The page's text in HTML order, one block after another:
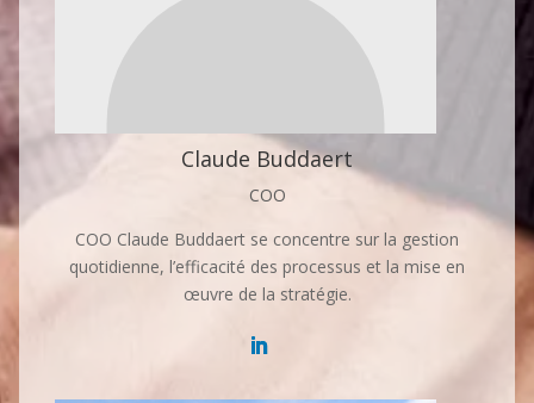
Claude Buddaert
COO
COO Claude Buddaert se concentre sur la gestion
quotidienne, l’efficacité des processus et la mise en
œuvre de la stratégie.